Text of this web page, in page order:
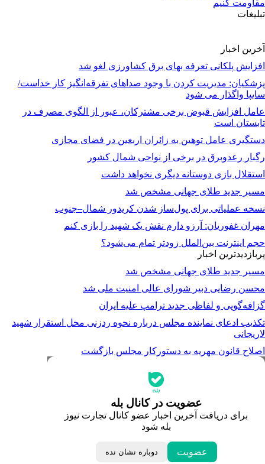
تبلیغات
آخرین اخبار
افزایش پلکانی تعرفه بهای برق کشاورزی لغو شد
پزشکیان: مدیریت کردن با وجود صداهای تفرقه‌انگیز کار خداست/
سایپا واگذار می شود
عامل افزایش قبوض برخی مشترکان، عبور از الگوی مصرف در
تابستان است
دستگیری عامل توهین به زائران اربعین در فضای مجازی
رگبار رعدوبرق در برخی از نواحی شمال کشور
استقلال بازی دوستانه دیگری نخواهد داشت
مسیر جدید طلای جهانی مشخص شد
نسخه عملیاتی برای پول‌ساز شدن کریدور شمال–جنوب
مهران غفوریان: آرزو دارم نقش یک شهید را بازی کنم
حجم اینترنت بین‌الملل زودتر تمام می‌شود؟
پربازدیدترین اخبار
مسیر جدید طلای جهانی مشخص شد
محسن رضایی دبیر شورای عالی امنیت ملی شد
گزافه‌گویی و لفاظی جدید ترامپ علیه ایران
تکذیب ادعای نماینده مجلس درباره نحوه ردزنی محل استقرار شهید
لاریجانی
اصلاح قانون مهریه به دستورکار مجلس بازگشت
عضویت در کانال بله
برای دریافت آخرین اخبار عضو کانال تجارت نیوز
بله شود
عضویت دوباره نشان نده
جدیدترین قیمت‌ها
قیمت درهم امارات
لحظه تحویل سال